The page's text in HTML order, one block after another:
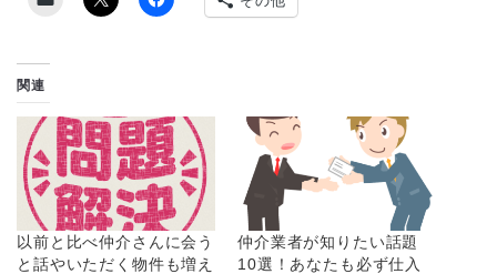
関連
以前と比べ仲介さんに会う
と話やいただく物件も増え
仲介業者が知りたい話題
10選！あなたも必ず仕入